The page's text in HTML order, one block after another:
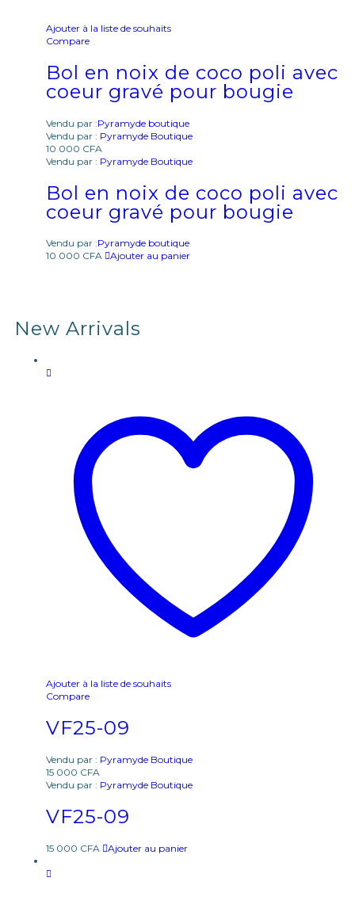
Ajouter à la liste de souhaits
Compare
Bol en noix de coco poli avec
coeur gravé pour bougie
Vendu par :Pyramyde boutique
Vendu par : Pyramyde Boutique
10 000 CFA
Vendu par : Pyramyde Boutique
Bol en noix de coco poli avec
coeur gravé pour bougie
Vendu par :Pyramyde boutique
10 000 CFA Ajouter au panier
New Arrivals
Ajouter à la liste de souhaits
Compare
VF25-09
Vendu par : Pyramyde Boutique
15 000 CFA
Vendu par : Pyramyde Boutique
VF25-09
15 000 CFA Ajouter au panier